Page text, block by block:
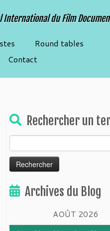
International du Film
Round tables
Contact
Rechercher un
Archives du Blog
AOÛT 2026